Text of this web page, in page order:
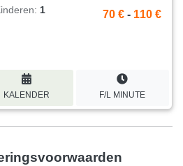
1
70 € - 110 €
KALENDER F/L MINUTE